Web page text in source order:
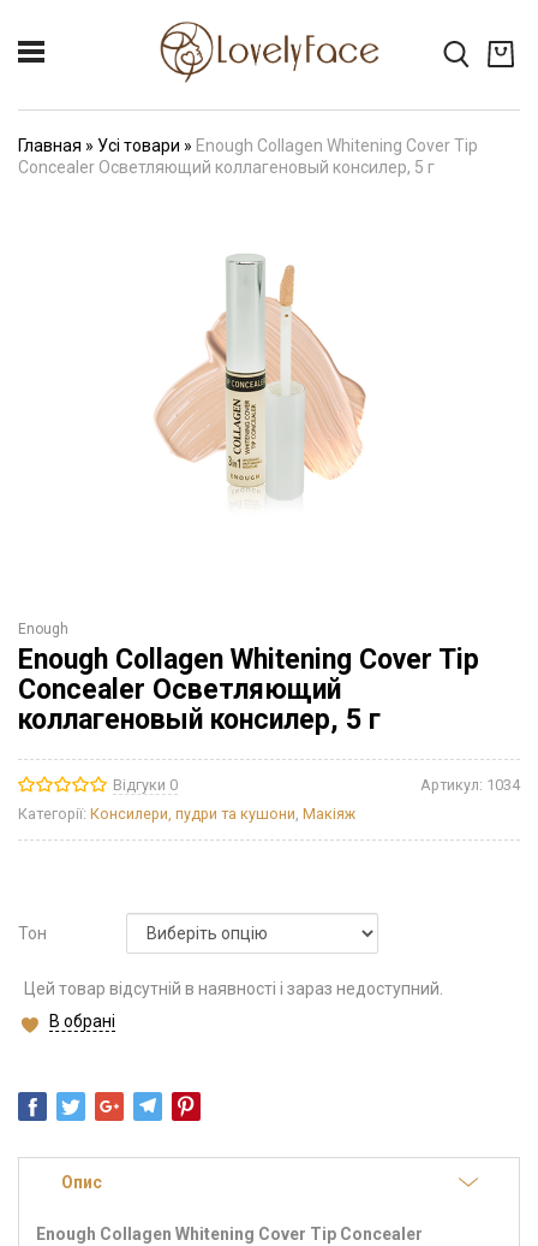
Главная » Усі товари » Enough Collagen Whitening Cover Tip
Concealer Осветляющий коллагеновый консилер, 5 г
Enough
Enough Collagen Whitening Cover Tip
Concealer Осветляющий
коллагеновый консилер, 5 г
Відгуки 0 Артикул: 1034
Категорії: Консилери, пудри та кушони, Макіяж
Тон
Цей товар відсутній в наявності і зараз недоступний.
В обрані
Опис
Enough Collagen Whitening Cover Tip Concealer